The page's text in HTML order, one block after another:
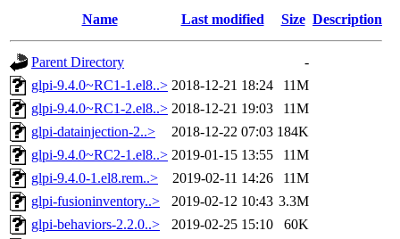
Name Last modified Size Description
Parent Directory
-
glpi-9.4.0~RC1-1.el8..> 2018-12-21 18:24
11M
glpi-9.4.0~RC1-2.el8..> 2018-12-21 19:03
11M
glpi-datainjection-2..>
2018-12-22 07:03 184K
glpi-9.4.0~RC2-1.el8..> 2019-01-15 13:55
11M
glpi-9.4.0-1.el8.rem..>
2019-02-11 14:26
11M
glpi-fusioninventory..>
2019-02-12 10:43 3.3M
glpi-behaviors-2.2.0..>
2019-02-25 15:10
60K